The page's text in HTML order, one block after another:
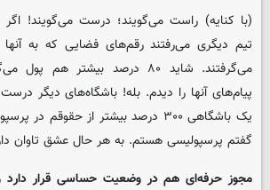
(با کنایه) راست می‌گویند؛ درست می‌گویند! اگر
تیم دیگری می‌رفتند رقم‌های فضایی که به آنها
می‌گرفتند. شاید ۸۰ درصد بیشتر
پیام‌های آنها را دیدم. بله! باشگاه‌های دیگر
یک باشگاهی ۳۰۰ درصد بیشتر از حقوقم
گفتم پرسپولیسی هستم. به هر حال عشق تاوان
مجوز حرفه‌ای هم در وضعیت حساسی قرار